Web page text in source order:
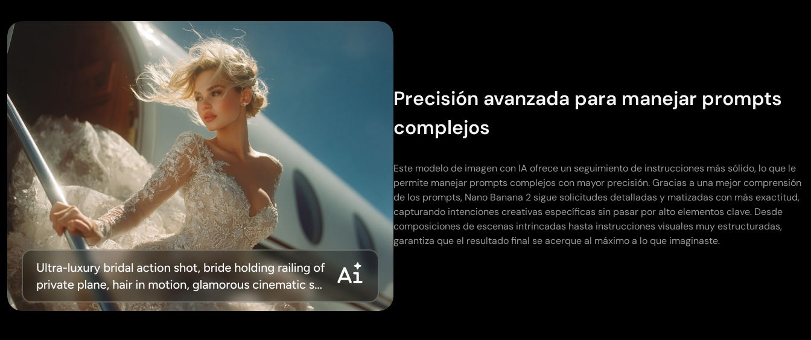
Precisión avanzada para manejar prompts
complejos
Este modelo de imagen con IA ofrece un seguimiento de instrucciones más sólido, lo que le
permite manejar prompts complejos con mayor precisión. Gracias a una mejor comprensión
de los prompts, Nano Banana 2 sigue solicitudes detalladas y matizadas con más exactitud,
capturando intenciones creativas específicas sin pasar por alto elementos clave. Desde
composiciones de escenas intrincadas hasta instrucciones visuales muy estructuradas,
garantiza que el resultado final se acerque al máximo a lo que imaginaste.